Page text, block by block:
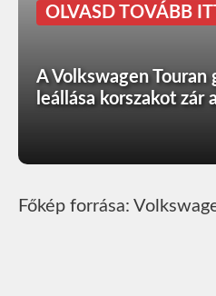
OLVASD TOVÁBB
A Volkswagen Touran
leállása korszakot zár
Főkép forrása: